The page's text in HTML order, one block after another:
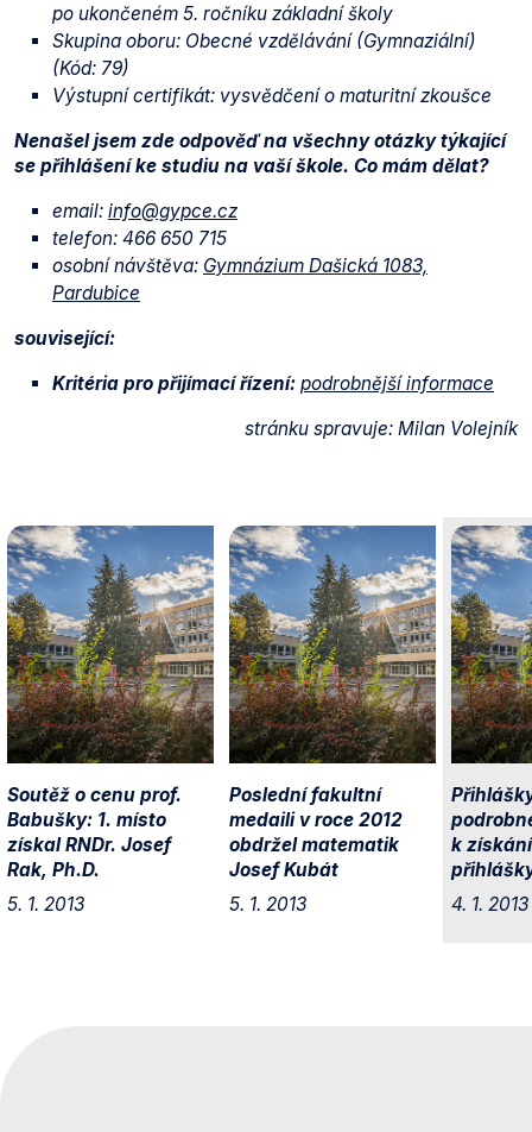
po ukončeném 5. ročníku základní školy
Skupina oboru: Obecné vzdělávání (Gymnaziální)
(Kód: 79)
Výstupní certifikát: vysvědčení o maturitní zkoušce
Nenašel jsem zde odpověď na všechny otázky týkající
se přihlášení ke studiu na vaší škole. Co mám dělat?
email: info@gypce.cz
telefon: 466 650 715
osobní návštěva: Gymnázium Dašická 1083,
Pardubice
související:
Kritéria pro přijímací řízení: podrobnější informace
stránku spravuje: Milan Volejník
Soutěž o cenu prof.
Babušky: 1. místo
získal RNDr. Josef
Rak, Ph.D.
5. 1. 2013
Poslední fakultní
medaili v roce 2012
obdržel matematik
Josef Kubát
5. 1. 2013
k
4. 1. 2013